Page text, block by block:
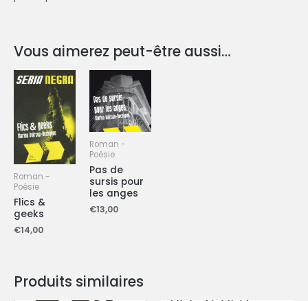
Vous aimerez peut-être aussi…
Roman -
Poésie
Flics &
geeks
€14,00
Roman -
Poésie
Pas de
sursis pour
les anges
€13,00
Produits similaires